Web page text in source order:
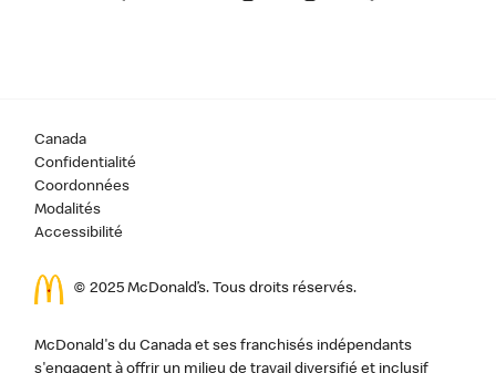
Canada
Confidentialité
Coordonnées
Modalités
Accessibilité
© 2025 McDonald’s. Tous droits réservés.
McDonald's du Canada et ses franchisés indépendants
s'engagent à offrir un milieu de travail diversifié et inclusif